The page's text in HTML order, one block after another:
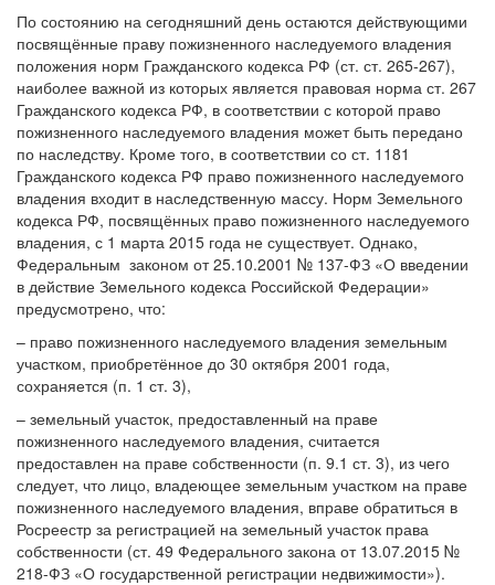
По состоянию на сегодняшний день остаются действующими
посвящённые праву пожизненного наследуемого владения
положения норм Гражданского кодекса РФ (ст. ст. 265-267),
наиболее важной из которых является правовая норма ст. 267
Гражданского кодекса РФ, в соответствии с которой право
пожизненного наследуемого владения может быть передано
по наследству. Кроме того, в соответствии со ст. 1181
Гражданского кодекса РФ право пожизненного наследуемого
владения входит в наследственную массу. Норм Земельного
кодекса РФ, посвящённых право пожизненного наследуемого
владения, с 1 марта 2015 года не существует. Однако,
Федеральным законом от 25.10.2001 № 137-ФЗ «О введении
в действие Земельного кодекса Российской Федерации»
предусмотрено, что:
– право пожизненного наследуемого владения земельным
участком, приобретённое до 30 октября 2001 года,
сохраняется (п. 1 ст. 3),
– земельный участок, предоставленный на праве
пожизненного наследуемого владения, считается
предоставлен на праве собственности (п. 9.1 ст. 3), из чего
следует, что лицо, владеющее земельным участком на праве
пожизненного наследуемого владения, вправе обратиться в
Росреестр за регистрацией на земельный участок права
собственности (ст. 49 Федерального закона от 13.07.2015 №
218-ФЗ «О государственной регистрации недвижимости»).